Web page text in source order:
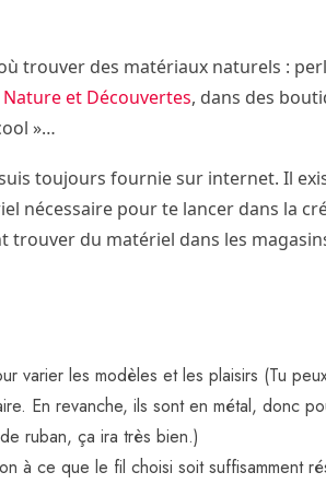
trouver des matériaux naturels :
Nature et Découvertes, dans des
»…
toujours fournie sur internet. Il
nécessaire pour te lancer dans la
trouver du matériel dans les
varier les modèles et les plaisirs (Tu
En revanche, ils sont en métal, donc
ruban, ça ira très bien.)
à ce que le fil choisi soit suffisamment